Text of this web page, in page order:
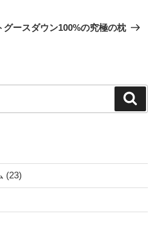
グースダウン100%の究極の枕
(23)